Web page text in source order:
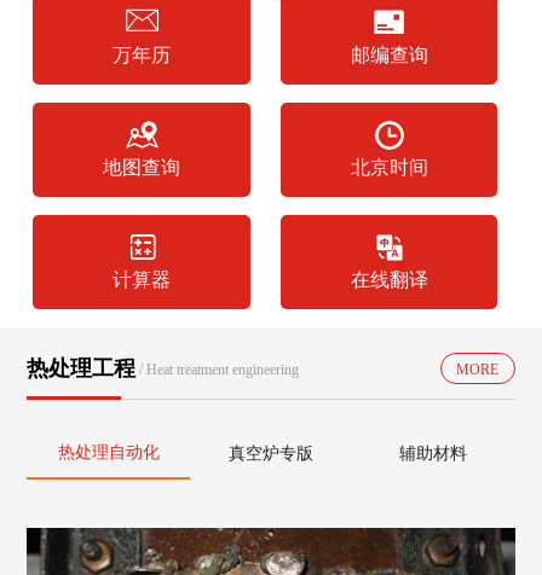
万年历 邮编查询
地图查询 北京时间
计算器 在线翻译
热处理工程 / Heat treatment engineering
热处理自动化 真空炉专版 辅助材料
MORE